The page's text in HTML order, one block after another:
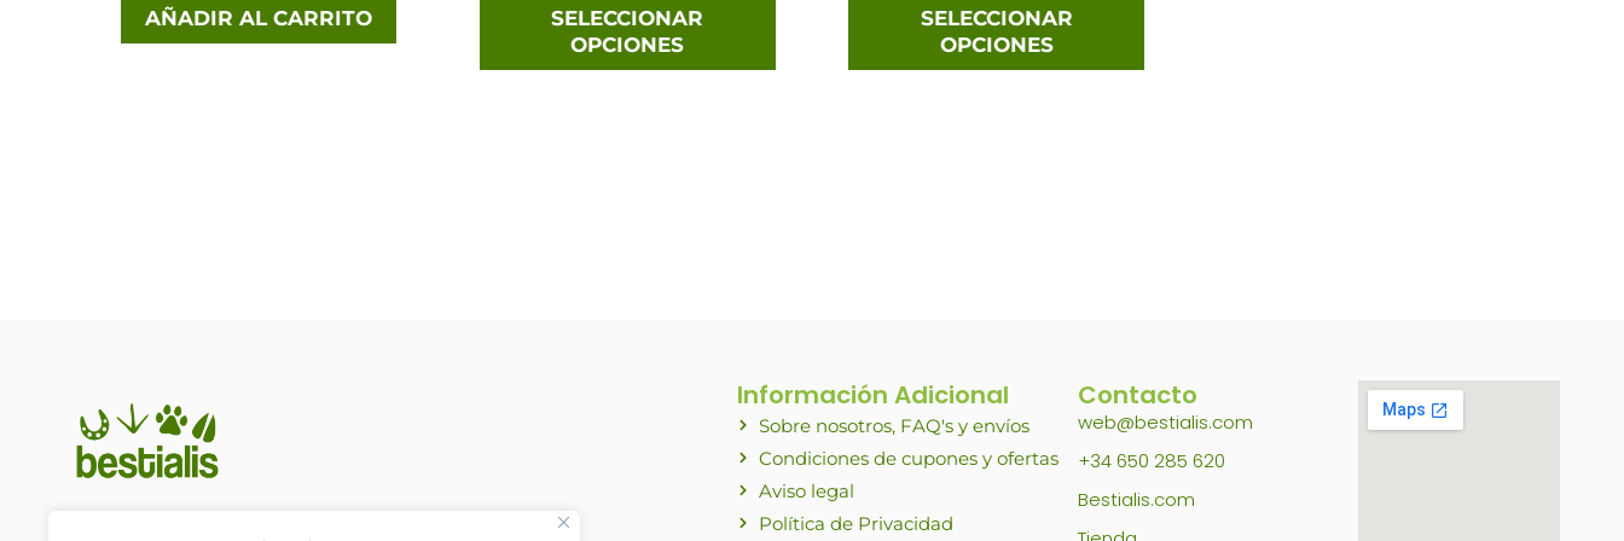
AÑADIR AL CARRITO
SELECCIONAR
OPCIONES
SELECCIONAR
OPCIONES
Información Adicional
Sobre nosotros, FAQ's y envíos
Condiciones de cupones y ofertas
Aviso legal
Política de Privacidad
Contacto
web@bestialis.com
+34 650 285 620
Bestialis.com